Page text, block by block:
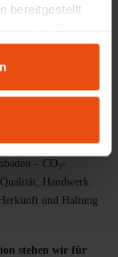
bereitgestellt
eine reine
langlebigen
– CO₂-
Handwerk
und Haltung
stehen wir für